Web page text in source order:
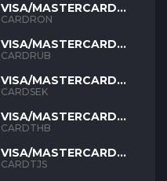
VISA/MASTERCARD
RON
CARDRON
VISA/MASTERCARD
RUB
CARDRUB
VISA/MASTERCARD
SEK
CARDSEK
VISA/MASTERCARD
THB
CARDTHB
VISA/MASTERCARD
TJS
CARDTJS